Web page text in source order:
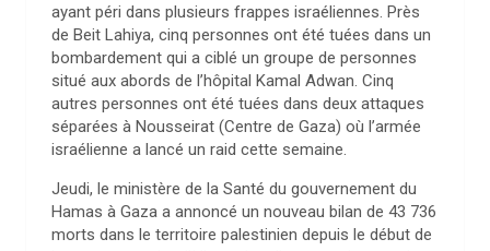
ayant péri dans plusieurs frappes israéliennes. Près
de Beit Lahiya, cinq personnes ont été tuées dans un
bombardement qui a ciblé un groupe de personnes
situé aux abords de l’hôpital Kamal Adwan. Cinq
autres personnes ont été tuées dans deux attaques
séparées à Nousseirat (Centre de Gaza) où l’armée
israélienne a lancé un raid cette semaine.
Jeudi, le ministère de la Santé du gouvernement du
Hamas à Gaza a annoncé un nouveau bilan de 43 736
morts dans le territoire palestinien depuis le début de